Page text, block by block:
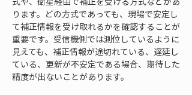
ります。どの方式であっても、現場で安定し
て補正情報を受け取れるかを確認することが
重要です。受信機側では測位しているように
見えても、補正情報が途切れている、遅延し
ている、更新が不安定である場合、期待した
精度が出ないことがあります。